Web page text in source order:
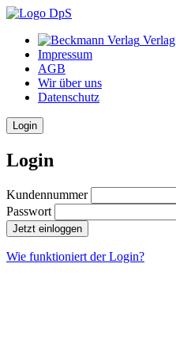
Verlag
Impressum
AGB
Wir über uns
Datenschutz
Login
Login
Kundennummer
Passwort
Jetzt einloggen
Wie funktioniert der Login?